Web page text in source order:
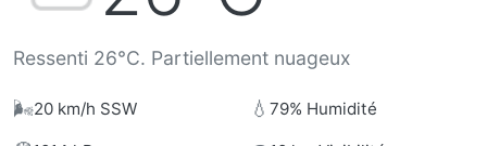
Ressenti 26°C. Partiellement nuageux
🌬️20 km/h SSW 💧 79% Humidité